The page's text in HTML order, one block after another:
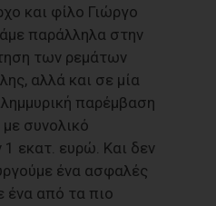
και φίλο Γιώργο
παράλληλα στην
των ρεμάτων
αλλά και σε μία
παρέμβαση
συνολικό
εκατ. ευρώ. Και δεν
ένα ασφαλές
ένα από τα πιο